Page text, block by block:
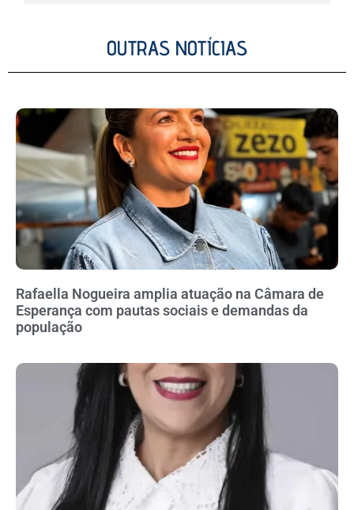
OUTRAS NOTÍCIAS
Rafaella Nogueira amplia atuação na Câmara de
Esperança com pautas sociais e demandas da
população